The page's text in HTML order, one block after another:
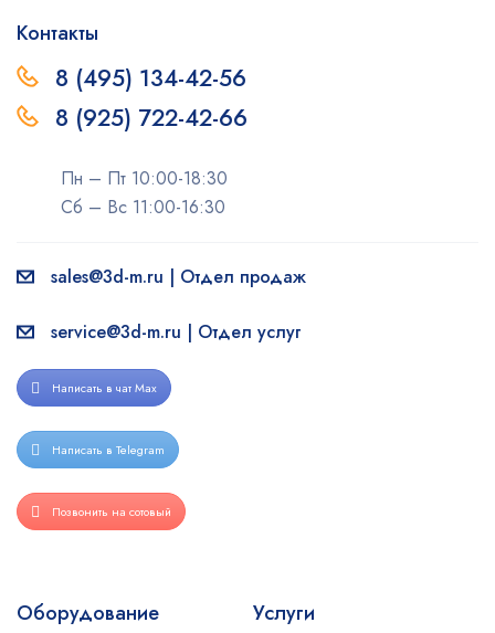
Контакты
8 (495) 134-42-56
8 (925) 722-42-66
Пн – Пт 10:00-18:30
Сб – Вс 11:00-16:30
sales@3d-m.ru | Отдел продаж
service@3d-m.ru | Отдел услуг
Написать в чат Max
Написать в Telegram
Позвонить на сотовый
Оборудование Услуги